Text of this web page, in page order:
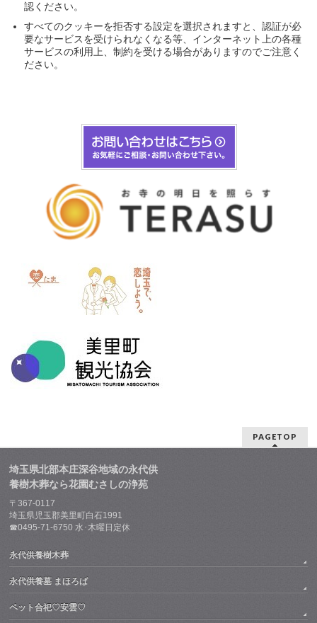
認ください。
すべてのクッキーを拒否する設定を選択されますと、認証が必
要なサービスを受けられなくなる等、インターネット上の各種
サービスの利用上、制約を受ける場合がありますのでご注意く
ださい。
PAGETOP
埼玉県北部本庄深谷地域の永代供
養樹木葬なら花園むさしの浄苑
〒367-0117
埼玉県児玉郡美里町白石1991
☎0495-71-6750 水･木曜日定休
永代供養樹木葬
永代供養墓 まほろば
ペット合祀♡安雲♡